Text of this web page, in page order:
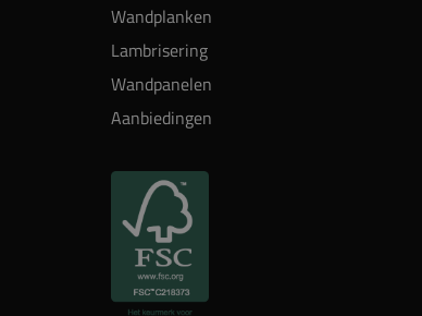
Wandplanken
Lambrisering
Wandpanelen
Aanbiedingen